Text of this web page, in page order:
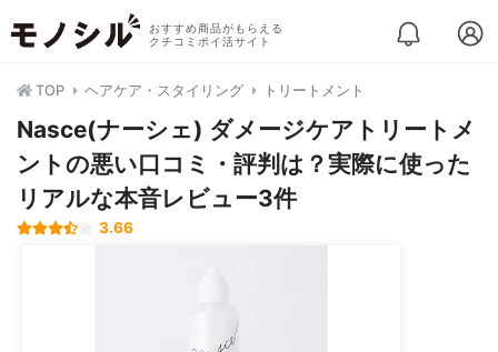
おすすめ商品がもらえる
クチコミポイ活サイト
TOP ヘアケア・スタイリング トリートメント
Nasce(ナーシェ) ダメージケアトリートメ
ントの悪い口コミ・評判は？実際に使った
リアルな本音レビュー3件
3.66